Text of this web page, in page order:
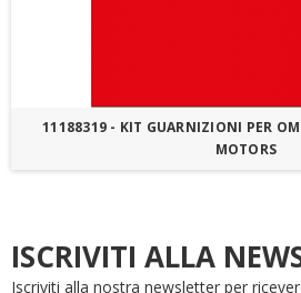
11188319 - KIT GUARNIZIONI PER
MOTORS
ISCRIVITI ALLA
Iscriviti alla nostra newsletter per